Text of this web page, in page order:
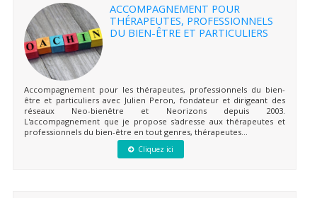
ACCOMPAGNEMENT POUR
THÉRAPEUTES, PROFESSIONNELS
DU BIEN-ÊTRE ET PARTICULIERS
Accompagnement pour les thérapeutes, professionnels du bien-
être et particuliers avec Julien Peron, fondateur et dirigeant des
réseaux Neo-bienêtre et Neorizons depuis 2003.
L'accompagnement que je propose s'adresse aux thérapeutes et
professionnels du bien-être en tout genres, thérapeutes...
Cliquez ici